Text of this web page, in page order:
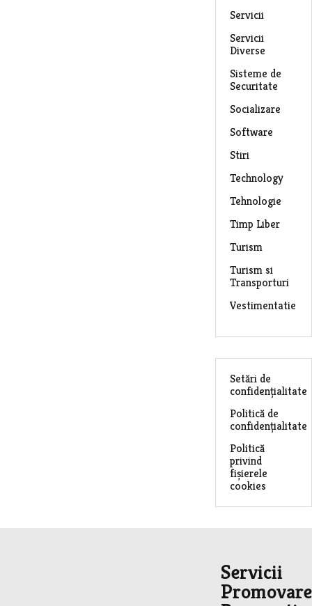
Servicii
Servicii
Diverse
Sisteme de
Securitate
Socializare
Software
Stiri
Technology
Tehnologie
Timp Liber
Turism
Turism si
Transporturi
Vestimentatie
Setări de
confidențialitate
Politică de
confidențialitate
Politică
privind
fișierele
cookies
Servicii
Promovare